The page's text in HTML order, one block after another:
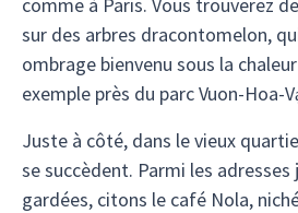
sur des arbres dracontomelon,
ombrage bienvenu sous la
exemple près du parc Vuon-Hoa-
Juste à côté, dans le vieux
se succèdent. Parmi les
gardées, citons le café Nola,